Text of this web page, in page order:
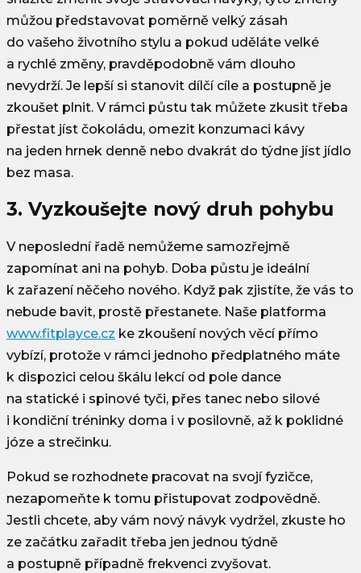
můžou představovat poměrně velký zásah
do vašeho životního stylu a pokud uděláte velké
a rychlé změny, pravděpodobně vám dlouho
nevydrží. Je lepší si stanovit dílčí cíle a postupně je
zkoušet plnit. V rámci půstu tak můžete zkusit třeba
přestat jíst čokoládu, omezit konzumaci kávy
na jeden hrnek denně nebo dvakrát do týdne jíst jídlo
bez masa.
3. Vyzkoušejte nový druh pohybu
V neposlední řadě nemůžeme samozřejmě
zapomínat ani na pohyb. Doba půstu je ideální
k zařazení něčeho nového. Když pak zjistíte, že vás to
nebude bavit, prostě přestanete. Naše platforma
www.fitplayce.cz ke zkoušení nových věcí přímo
vybízí, protože v rámci jednoho předplatného máte
k dispozici celou škálu lekcí od pole dance
na statické i spinové tyči, přes tanec nebo silové
i kondiční tréninky doma i v posilovně, až k poklidné
józe a strečinku.
Pokud se rozhodnete pracovat na svojí fyzičce,
nezapomeňte k tomu přistupovat zodpovědně.
Jestli chcete, aby vám nový návyk vydržel, zkuste ho
ze začátku zařadit třeba jen jednou týdně
a postupně případně frekvenci zvyšovat.